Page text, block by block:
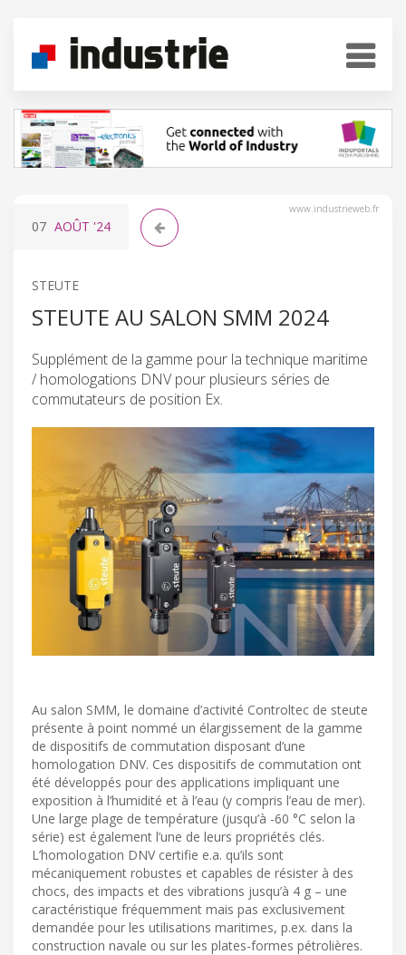
www.industrieweb.fr
07 AOÛT '24
STEUTE
STEUTE AU SALON SMM 2024
Supplément de la gamme pour la technique maritime
/ homologations DNV pour plusieurs séries de
commutateurs de position Ex.
Au salon SMM, le domaine d’activité Controltec de steute
présente à point nommé un élargissement de la gamme
de dispositifs de commutation disposant d’une
homologation DNV. Ces dispositifs de commutation ont
été développés pour des applications impliquant une
exposition à l’humidité et à l’eau (y compris l’eau de mer).
Une large plage de température (jusqu’à -60 °C selon la
série) est également l’une de leurs propriétés clés.
L’homologation DNV certifie e.a. qu’ils sont
mécaniquement robustes et capables de résister à des
chocs, des impacts et des vibrations jusqu’à 4 g – une
caractéristique fréquemment mais pas exclusivement
demandée pour les utilisations maritimes, p.ex. dans la
construction navale ou sur les plates-formes pétrolières.